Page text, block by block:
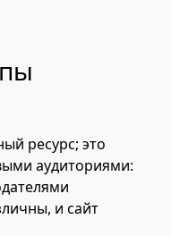
ресурс; это
аудиториями:
и сайт